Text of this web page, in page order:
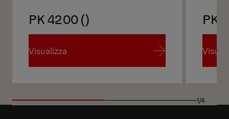
PK 4200 ()
Visualizza
PK
1/4